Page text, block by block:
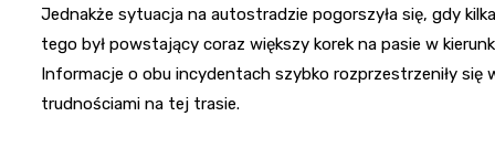
Jednakże sytuacja na autostradzie pogorszyła się, gdy
tego był powstający coraz większy korek na pasie w
Informacje o obu incydentach szybko rozprzestrzeniły
trudnościami na tej trasie.